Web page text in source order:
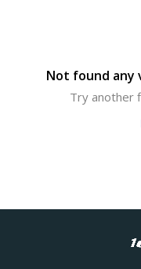
Not found any
Try another